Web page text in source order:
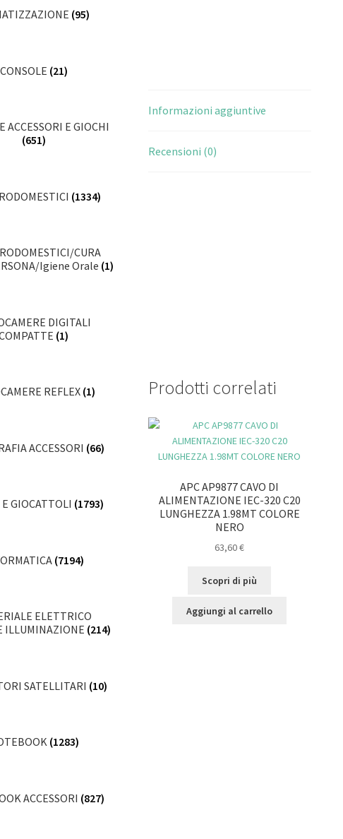
Informazioni aggiuntive
Recensioni (0)
Prodotti correlati
APC AP9877 CAVO DI
ALIMENTAZIONE IEC-320 C20
LUNGHEZZA 1.98MT COLORE
NERO
63,60€
Scopri di più
Aggiungi al carrello
(95)
CONSOLE (21)
ACCESSORI E GIOCHI
(651)
(1334)
CURA
Igiene Orale (1)
DIGITALI
(1)
REFLEX(1)
ACCESSORI (66)
GIOCATTOLI (1793)
(7194)
ELETTRICO
ILLUMINAZIONE (214)
SATELLITARI (10)
(1283)
ACCESSORI (827)